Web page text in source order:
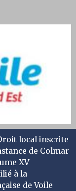
local inscrite
de Colmar
XV
à la
de Voile